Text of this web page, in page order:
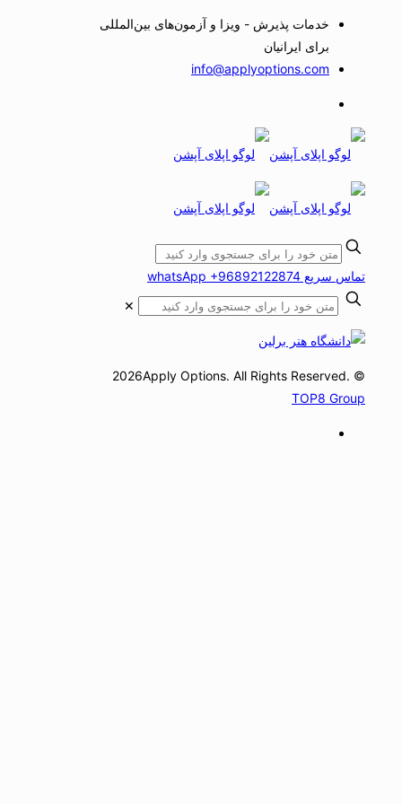
خدمات پذیرش - ویزا و آزمون‌های بین‌المللی
برای ایرانیان
info@applyoptions.com
تماس سریع whatsApp +96892122874
✕
© 2026Apply Options. All Rights Reserved.
TOP8 Group